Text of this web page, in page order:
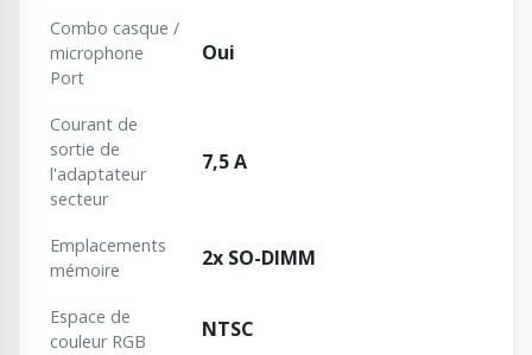
Combo casque /
microphone
Port
Oui
Courant de
sortie de
l'adaptateur
secteur
7,5 A
Emplacements
mémoire
2x SO-DIMM
Espace de
couleur RGB
NTSC